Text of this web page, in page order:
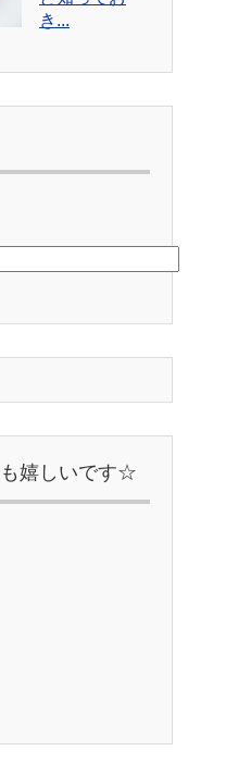
き...
嬉しいです☆